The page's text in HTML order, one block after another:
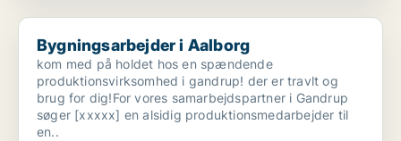
Bygningsarbejder i Aalborg
Bygningsarbejder i Aalborg
kom med på holdet hos en spændende
produktionsvirksomhed i gandrup! der er travlt og
brug for dig!For vores samarbejdspartner i Gandrup
søger [xxxxx] en alsidig produktionsmedarbejder til
en..